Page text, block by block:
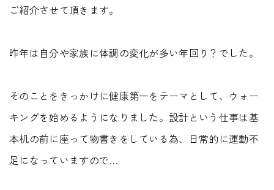
紹介
ご紹介させて頂きます。
昨年は自分や家族に体調の変化が多い年回り？でした。
そのことをきっかけに健康第一をテーマとして、ウォー
キングを始めるようになりました。設計という仕事は基
本机の前に座って物書きをしている為、日常的に運動不
足になっていますので…